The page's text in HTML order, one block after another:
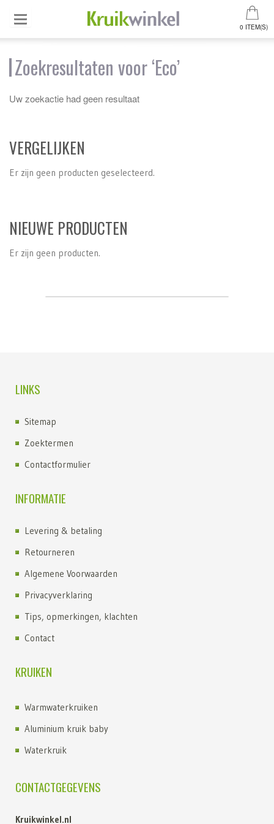
0 ITEM(S)
Zoekresultaten voor ‘Eco’
Uw zoekactie had geen resultaat
VERGELIJKEN
Er zijn geen producten geselecteerd.
NIEUWE PRODUCTEN
Er zijn geen producten.
LINKS
Sitemap
Zoektermen
Contactformulier
INFORMATIE
Levering & betaling
Retourneren
Algemene Voorwaarden
Privacyverklaring
Tips, opmerkingen, klachten
Contact
KRUIKEN
Warmwaterkruiken
Aluminium kruik baby
Waterkruik
Kruiken
Kruik met fleece hoes
CONTACTGEGEVENS
Kruikwinkel.nl